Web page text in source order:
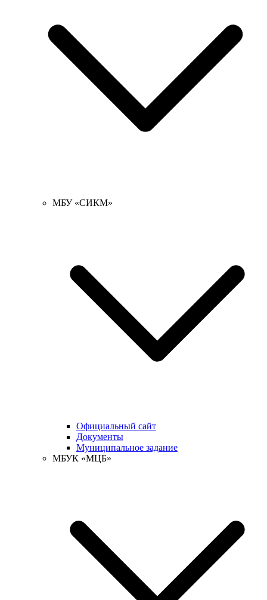
МБУ «СИКМ»
Официальный сайт
Документы
Муниципальное задание
МБУК «МЦБ»